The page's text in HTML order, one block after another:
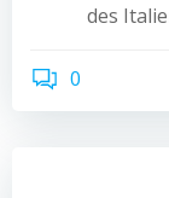
des
0